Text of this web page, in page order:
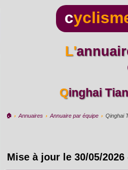
c
L'annuaire du dopage par
Qinghai
🏠︎ › Annuaires › Annuaire par équipe › Qinghai
Mise à jour le 30/05/2026